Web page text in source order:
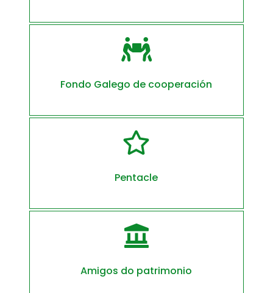

Fondo Galego de cooperación

Pentacle

Amigos do patrimonio